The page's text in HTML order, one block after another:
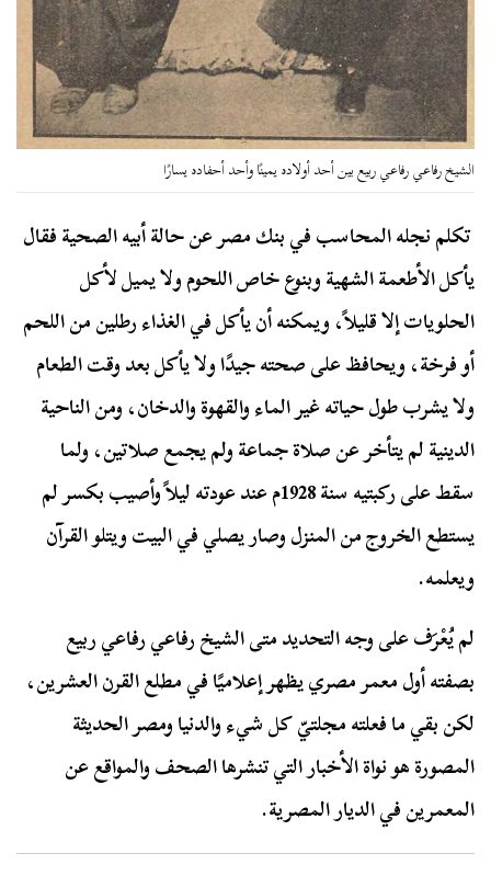
الشيخ رفاعي رفاعي ربيع بين أحد أولاده يمينًا وأحد أحفاده يسارًا
تكلم نجله المحاسب في بنك مصر عن حالة أبيه الصحية فقال
يأكل الأطعمة الشهية وبنوع خاص اللحوم ولا يميل لأكل
الحلويات إلا قليلاً، ويمكنه أن يأكل في الغذاء رطلين من اللحم
أو فرخة، ويحافظ على صحته جيدًا ولا يأكل بعد وقت الطعام
ولا يشرب طول حياته غير الماء والقهوة والدخان، ومن الناحية
الدينية لم يتأخر عن صلاة جماعة ولم يجمع صلاتين، ولما
سقط على ركبتيه سنة 1928م عند عودته ليلاً وأصيب بكسر لم
يستطع الخروج من المنزل وصار يصلي في البيت ويتلو القرآن
ويعلمه.
لم يُعْرَف على وجه التحديد متى الشيخ رفاعي رفاعي ربيع
بصفته أول معمر مصري يظهر إعلاميًا في مطلع القرن العشرين،
لكن بقي ما فعلته مجلتيّ كل شيء والدنيا ومصر الحديثة
المصورة هو نواة الأخبار التي تنشرها الصحف والمواقع عن
المعمرين في الديار المصرية.